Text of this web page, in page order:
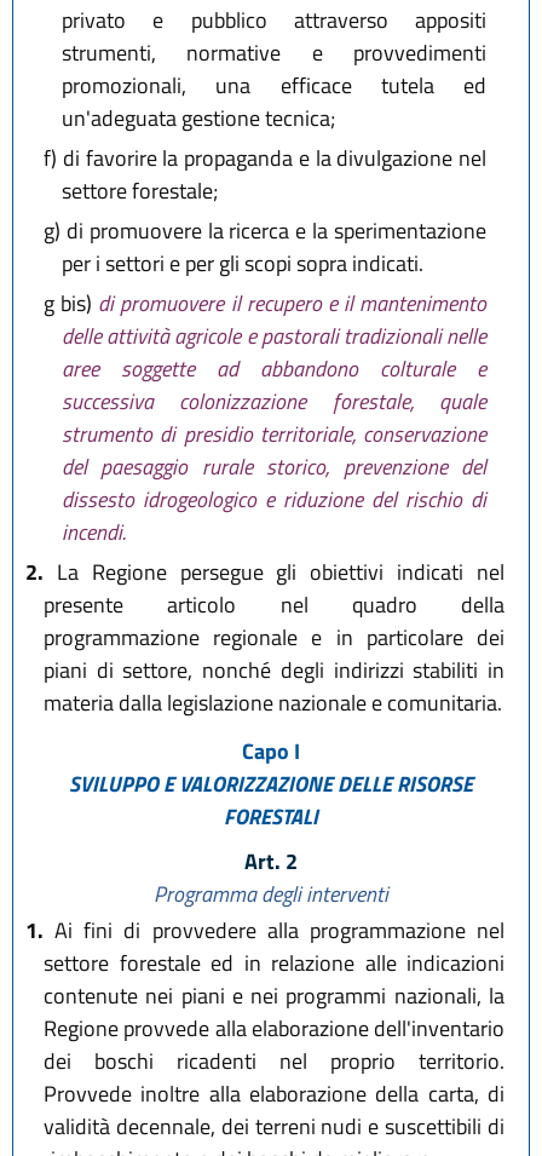
privato e pubblico attraverso appositi
strumenti, normative e provvedimenti
promozionali, una efficace tutela ed
un'adeguata gestione tecnica;
f) di favorire la propaganda e la divulgazione nel
settore forestale;
g) di promuovere la ricerca e la sperimentazione
per i settori e per gli scopi sopra indicati.
g bis) di promuovere il recupero e il mantenimento
delle attività agricole e pastorali tradizionali nelle
aree soggette ad abbandono colturale e
successiva colonizzazione forestale, quale
strumento di presidio territoriale, conservazione
del paesaggio rurale storico, prevenzione del
dissesto idrogeologico e riduzione del rischio di
incendi.
2. La Regione persegue gli obiettivi indicati nel
presente articolo nel quadro della
programmazione regionale e in particolare dei
piani di settore, nonché degli indirizzi stabiliti in
materia dalla legislazione nazionale e comunitaria.
Capo I
SVILUPPO E VALORIZZAZIONE DELLE RISORSE
FORESTALI
Art. 2
Programma degli interventi
1. Ai fini di provvedere alla programmazione nel
settore forestale ed in relazione alle indicazioni
contenute nei piani e nei programmi nazionali, la
Regione provvede alla elaborazione dell'inventario
dei boschi ricadenti nel proprio territorio.
Provvede inoltre alla elaborazione della carta, di
validità decennale, dei terreni nudi e suscettibili di